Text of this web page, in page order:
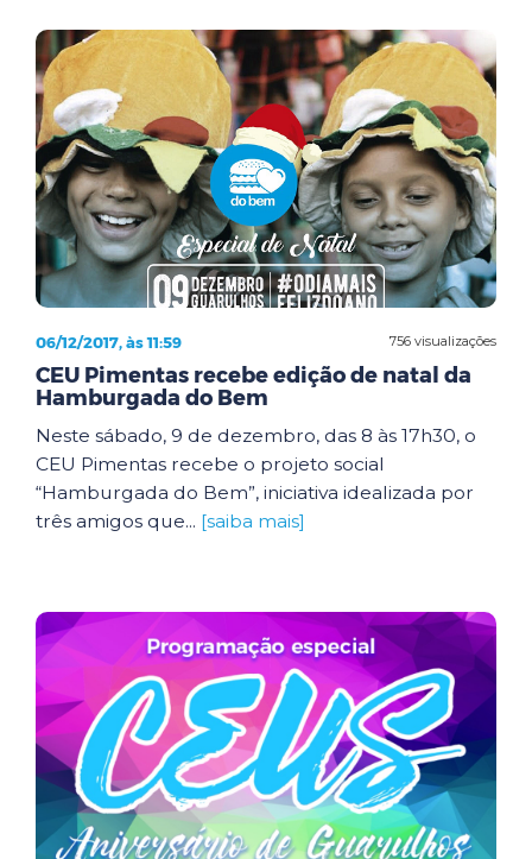
756 visualizações
06/12/2017, às 11:59
CEU Pimentas recebe edição de natal da
Hamburgada do Bem
Neste sábado, 9 de dezembro, das 8 às 17h30, o
CEU Pimentas recebe o projeto social
“Hamburgada do Bem”, iniciativa idealizada por
três amigos que... [saiba mais]